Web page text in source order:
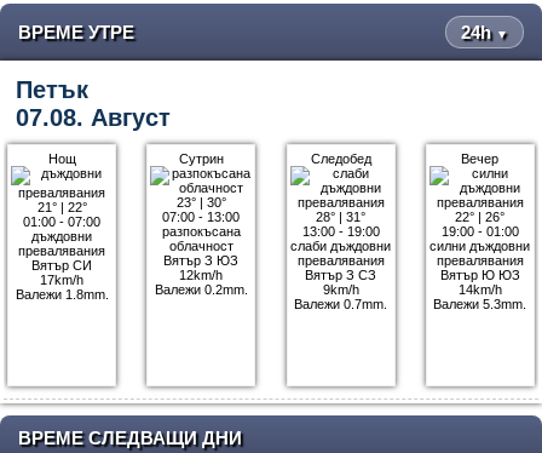
ВРЕМЕ УТРЕ 24h ▼
Петък
07.08. Август
Нощ
21°| 22°
01:00 - 07:00
дъждовни
превалявания
Вятър СИ
17km/h
Валежи 1.8mm.
Сутрин
23°| 30°
07:00 - 13:00
разпокъсана
облачност
Вятър З ЮЗ
12km/h
Валежи 0.2mm.
Следобед
28° |31°
13:00 - 19:00
слаби дъждовни
превалявания
Вятър З СЗ
9km/h
Валежи 0.7mm.
Вечер
22° |26°
19:00 - 01:00
силни дъждовни
превалявания
Вятър Ю ЮЗ
14km/h
Валежи 5.3mm.
ВРЕМЕ СЛЕДВАЩИ ДНИ